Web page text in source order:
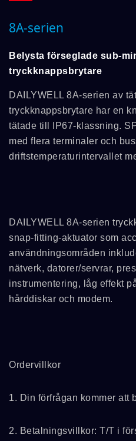
8A-serien
Belysta förseglade sub-
tryckknappsbrytare
DAILYWELL 8A-serien av
tryckknappsbrytare har en
tätade till IP67-klassning.
med flera terminaler och
driftstemperaturintervallet
DAILYWELL 8A-serien
snap-fitting-aktuator som
användningsområden
nätverk, datorer/servrar,
instrumentering, låg effekt
hårddiskar och modem.
Ordervillkor
1. Din förfrågan kommer att
2. Betalningsvillkor: T/T i